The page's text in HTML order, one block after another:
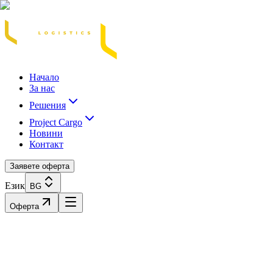
Acasă
Начало
За нас
Решения
Project Cargo
Новини
Контакт
Заявете оферта
Език BG
Оферта